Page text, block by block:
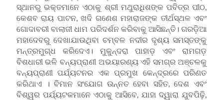
ସ୍ଥାନରୁ ଭକ୍ତମାନେ ଏଠାକୁ ଶ୍ରୀ ମଥୁରାଧିଶଙ୍କ ପବିତ୍ର ପୀଠ,
କେଶବ ରାୟ ପାଟନ, ଖଦି ଗଣେଶ ମହାରାଜଙ୍କ ତୀର୍ଥସ୍ଥଳ ଏବଂ
ଗୋଦାବରୀ ବାଲାଜୀ ଧାମ ପରିଦର୍ଶନ କରିବାକୁ ଆସିଛନ୍ତି। ଗରଡ଼ିଆ
ମହାଦେବରୁ ଦେଖାଯାଉଥିବା ଚମ୍ବଳ ନଦୀର ଦୃଶ୍ୟ ସମସ୍ତଙ୍କୁ
ମନ୍ତ୍ରମୁଗ୍ଧ କରିଦେଏ। ମୁକୁନ୍ଦରା ପାହାଡ଼ ଏବଂ ରାମଗଡ଼
ବିଶଧାରୀ ଭଳି ବନ୍ୟପ୍ରାଣୀ ଅଭୟାରଣ୍ୟ ଏହି ସମଗ୍ର ଅଞ୍ଚଳକୁ
ବନ୍ୟପ୍ରାଣୀ ପର୍ଯ୍ୟଟନର ଏକ ପ୍ରମୁଖ କେନ୍ଦ୍ରରେ ପରିଣତ
କରିଥାଏ । ବିମାନ ସଂଯୋଗ ଉନ୍ନତ ହେବା ସହିତ, ଦେଶ ଏବଂ
ବିଶ୍ୱର ପର୍ଯ୍ୟଟକମାନେ ଏଠାକୁ ଆସିବେ, ଯାହା ଦ୍ୱାରା ଯୁବପିଢ଼ି,